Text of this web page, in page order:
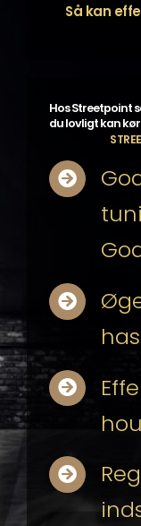
Så kan
Hos Streetpoint
du lovligt kan